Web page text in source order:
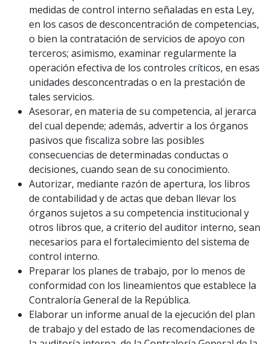
medidas de control interno señaladas en esta Ley,
en los casos de desconcentración de competencias,
o bien la contratación de servicios de apoyo con
terceros; asimismo, examinar regularmente la
operación efectiva de los controles críticos, en esas
unidades desconcentradas o en la prestación de
tales servicios.
Asesorar, en materia de su competencia, al jerarca
del cual depende; además, advertir a los órganos
pasivos que fiscaliza sobre las posibles
consecuencias de determinadas conductas o
decisiones, cuando sean de su conocimiento.
Autorizar, mediante razón de apertura, los libros
de contabilidad y de actas que deban llevar los
órganos sujetos a su competencia institucional y
otros libros que, a criterio del auditor interno, sean
necesarios para el fortalecimiento del sistema de
control interno.
Preparar los planes de trabajo, por lo menos de
conformidad con los lineamientos que establece la
Contraloría General de la República.
Elaborar un informe anual de la ejecución del plan
de trabajo y del estado de las recomendaciones de